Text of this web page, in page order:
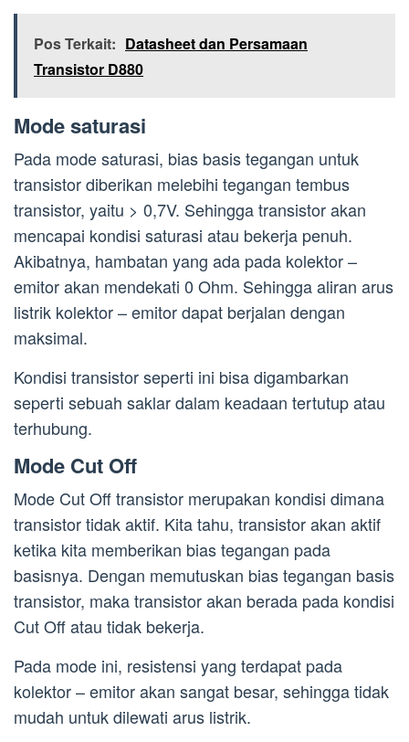
Pos Terkait: Datasheet dan Persamaan
Transistor D880
Mode saturasi
Pada mode saturasi, bias basis tegangan untuk
transistor diberikan melebihi tegangan tembus
transistor, yaitu > 0,7V. Sehingga transistor akan
mencapai kondisi saturasi atau bekerja penuh.
Akibatnya, hambatan yang ada pada kolektor –
emitor akan mendekati 0 Ohm. Sehingga aliran arus
listrik kolektor – emitor dapat berjalan dengan
maksimal.
Kondisi transistor seperti ini bisa digambarkan
seperti sebuah saklar dalam keadaan tertutup atau
terhubung.
Mode Cut Off
Mode Cut Off transistor merupakan kondisi dimana
transistor tidak aktif. Kita tahu, transistor akan aktif
ketika kita memberikan bias tegangan pada
basisnya. Dengan memutuskan bias tegangan basis
transistor, maka transistor akan berada pada kondisi
Cut Off atau tidak bekerja.
Pada mode ini, resistensi yang terdapat pada
kolektor – emitor akan sangat besar, sehingga tidak
mudah untuk dilewati arus listrik.